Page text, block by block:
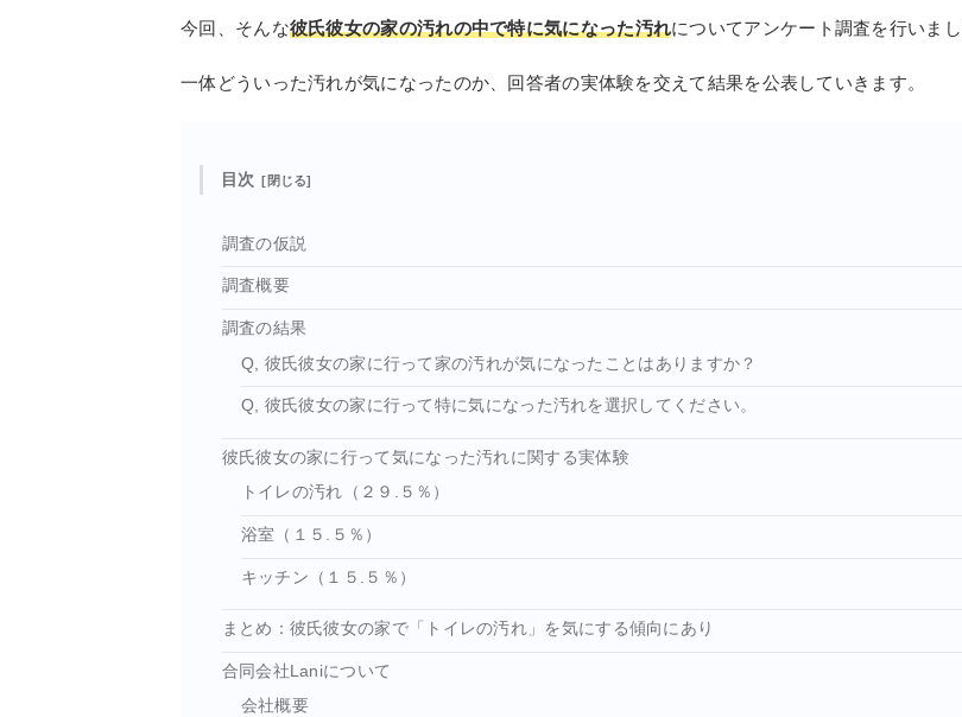
今回、そんな彼氏彼女の家の汚れの中で特に気になった汚れについてアンケート調査を行いまし
一体どういった汚れが気になったのか、回答者の実体験を交えて結果を公表していきます。
目次
調査の仮説
調査概要
調査の結果
Q, 彼氏彼女の家に行って家の汚れが気になったことはありますか？
Q, 彼氏彼女の家に行って特に気になった汚れを選択してください。
彼氏彼女の家に行って気になった汚れに関する実体験
トイレの汚れ（２９.５％）
浴室（１５.５％）
キッチン（１５.５％）
まとめ：彼氏彼女の家で「トイレの汚れ」を気にする傾向にあり
合同会社Laniについて
会社概要